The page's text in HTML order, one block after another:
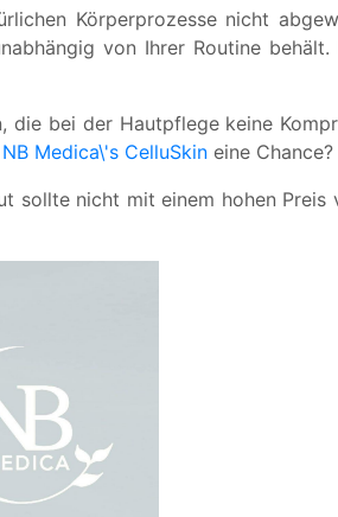
Körperprozesse nicht
von Ihrer Routine
die bei der Hautpflege keine
NB Medica\'s CelluSkin eine Chance?
sollte nicht mit einem hohen Preis